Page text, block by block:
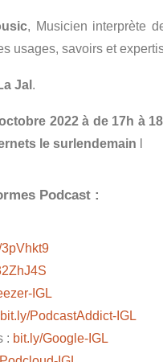
, Musicien interprète
usages, savoirs et
Jal .
2022 à de 17h à
le surlendemain
Podcast :
IGL
bit.ly/PodcastAddict-IGL
: bit.ly/Google-IGL